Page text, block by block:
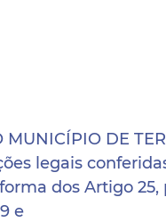
MUNICÍPIO DE
legais
dos Artigo
e